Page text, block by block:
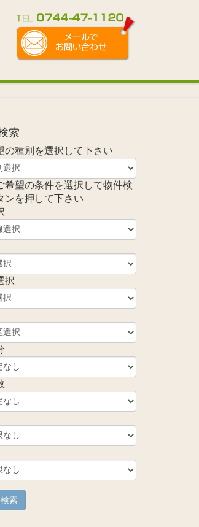
索
の種別を選択して下さい
希望の条件を選択して物件検
ンを押して下さい
択